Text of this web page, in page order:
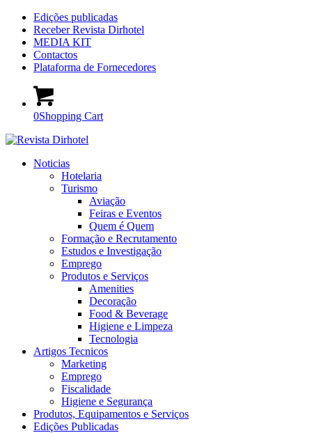
Edições publicadas
Receber Revista Dirhotel
MEDIA KIT
Contactos
Plataforma de Fornecedores
0Shopping Cart
Noticias
Hotelaria
Turismo
Aviação
Feiras e Eventos
Quem é Quem
Formação e Recrutamento
Estudos e Investigação
Emprego
Produtos e Serviços
Amenities
Decoração
Food & Beverage
Higiene e Limpeza
Tecnologia
Artigos Tecnicos
Marketing
Emprego
Fiscalidade
Higiene e Segurança
Produtos, Equipamentos e Serviços
Edições Publicadas